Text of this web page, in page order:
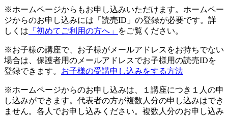
※ホームページからもお申し込みいただけます。ホームペー
ジからのお申し込みには「読売ID」の登録が必要です。詳
しくは 「初めてご利用の方へ」 をご覧ください。
※お子様の講座で、お子様がメールアドレスをお持ちでない
場合は、保護者用のメールアドレスでお子様用の読売IDを
登録できます。 お子様の受講申し込みをする方法
※ホームページからのお申し込みは、１講座につき１人の申
し込みができます。代表者の方が複数人分の申し込みはでき
ません。各人でお申し込みください。複数人分のお申し込み